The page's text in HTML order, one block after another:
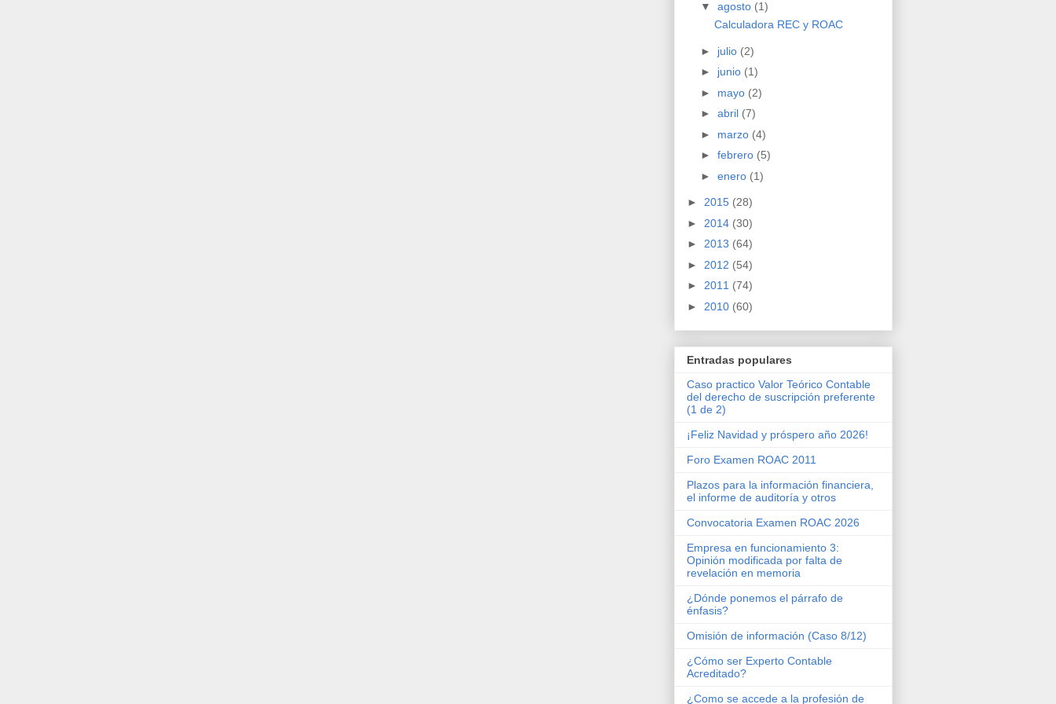
▼ agosto (1)
Calculadora REC y ROAC
► julio (2)
► junio (1)
► mayo (2)
► abril (7)
► marzo (4)
► febrero (5)
► enero (1)
► 2015 (28)
► 2014 (30)
► 2013 (64)
► 2012 (54)
► 2011 (74)
► 2010 (60)
Entradas populares
Caso practico Valor Teórico Contable
del derecho de suscripción preferente
(1 de 2)
¡Feliz Navidad y próspero año 2026!
Foro Examen ROAC 2011
Plazos para la información financiera,
el informe de auditoría y otros
Convocatoria Examen ROAC 2026
Empresa en funcionamiento 3:
Opinión modificada por falta de
revelación en memoria
¿Dónde ponemos el párrafo de
énfasis?
Omisión de información (Caso 8/12)
¿Cómo ser Experto Contable
Acreditado?
¿Como se accede a la profesión de